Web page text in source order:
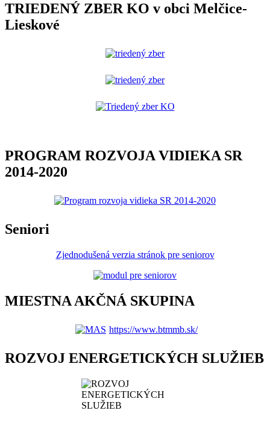
TRIEDENÝ ZBER KO v obci Melčice-
Lieskové
PROGRAM ROZVOJA VIDIEKA SR
2014-2020
Seniori
Zjednodušená verzia stránok pre seniorov
MIESTNA AKČNÁ SKUPINA
https://www.btmmb.sk/
ROZVOJ ENERGETICKÝCH SLUŽIEB